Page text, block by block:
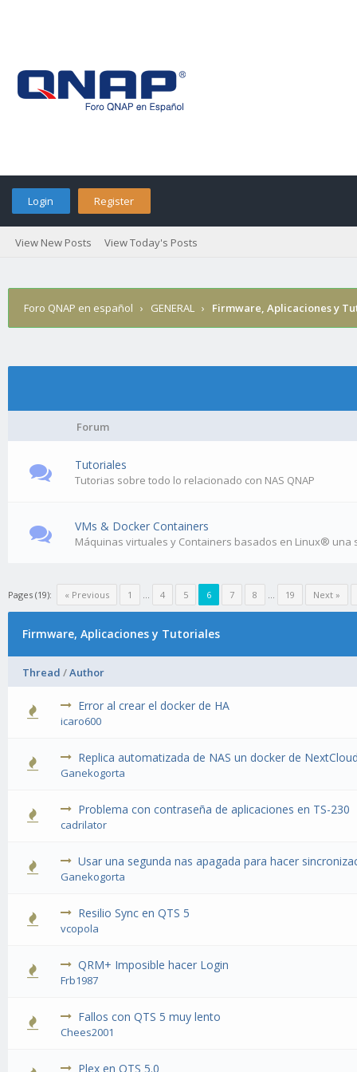
Login Register
View New Posts View Today's Posts
Foro QNAP en español › GENERAL › Firmware, Aplicaciones y
Forum
Tutoriales
Tutorias sobre todo lo relacionado con NAS QNAP
VMs & Docker Containers
Máquinas virtuales y Containers basados en Linux®
Pages (19): « Previous 1 4 5 6 7 8 19 Next »
Firmware, Aplicaciones y Tutoriales
Thread /Author
Error al crear el docker de HA
icaro600
Replica automatizada de NAS un docker de
Ganekogorta
Problema con contraseña de aplicaciones en TS-230
cadrilator
Usar una segunda nas apagada para hacer
Ganekogorta
Resilio Sync en QTS 5
vcopola
QRM+ Imposible hacer Login
Frb1987
Fallos con QTS 5 muy lento
Chees2001
Plex en QTS 5.0